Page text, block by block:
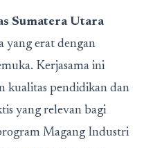
Sumatera Utara
yang erat dengan
Kerjasama ini
kualitas pendidikan dan
yang relevan bagi
Magang Industri